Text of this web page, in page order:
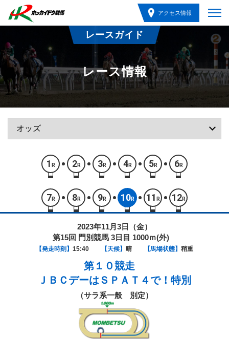
アクセス情報
レースガイド
レース情報
1 R 2R 3R 4R 5R 6R
7 R 8R 9R 10R 11 R 12R
2023年11月3日（金）
第15回 門別競馬 3日目 1000ｍ(外)
【発走時刻】 15:40 【天候】 晴 【馬場状態】 稍重
第１０競走
ＪＢＣデーはＳＰＡＴ４で！特別
（サラ系一般 別定）